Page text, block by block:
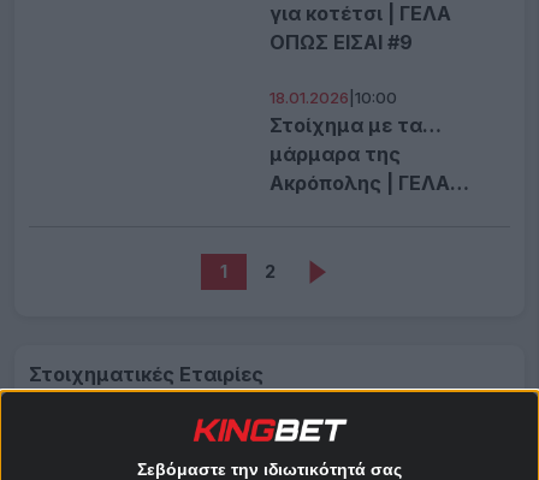
Σεβόμαστε την ιδιωτικότητά σας
για κοτέτσι | ΓΕΛΑ
ΟΠΩΣ ΕΙΣΑΙ #9
Στοίχημα με τα…
μάρμαρα της
Ακρόπολης | ΓΕΛΑ
18.01.2026 10:00
1 2
Στοιχηματικές Εταιρίες
⚽500 ΔΩΡΑ* ΔΙΚΑ ΣΟΥ ΜΕ ΕΝΑ